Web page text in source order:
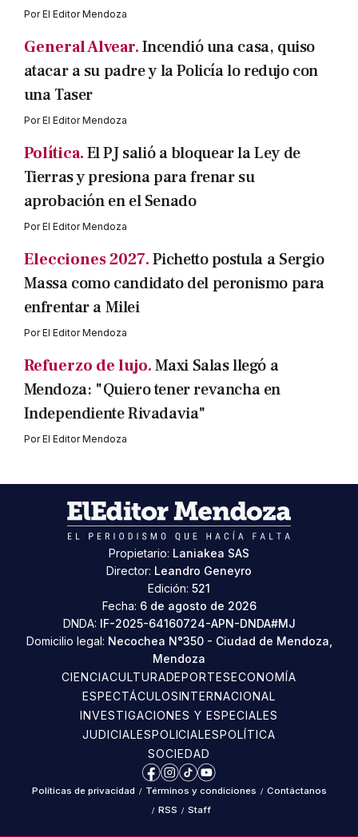
PorEl Editor Mendoza
General Alvear.Incendió una casa, quiso
atacar a su padre y la Policía lo redujo con
una Taser
PorEl Editor Mendoza
Política.El PJ salió a bloquear la Ley de
Tierras y presiona para frenar su
aprobación en el Senado
PorEl Editor Mendoza
Elecciones 2027.Pichetto postula a Sergio
Massa como candidato del peronismo para
enfrentar a Milei
PorEl Editor Mendoza
Refuerzo de lujo.Maxi Salas llegó a
Mendoza: "Quiero tener revancha en
Independiente Rivadavia"
PorEl Editor Mendoza
Propietario: Laniakea SAS
Director: Leandro Geneyro
Edición: 521
Fecha: 6 de agosto de 2026
DNDA: IF-2025-64160724-APN-DNDA#MJ
Domicilio legal: Necochea N°350 - Ciudad de Mendoza,
Mendoza
CIENCIACULTURADEPORTESECONOMÍA
ESPECTÁCULOSINTERNACIONAL
INVESTIGACIONES Y ESPECIALES
JUDICIALESPOLICIALESPOLÍTICA
SOCIEDAD
Facebook
Instagram
TikTokYouTube
Políticas de privacidad / Términos y condiciones / Contáctanos
/ RSS / Staff